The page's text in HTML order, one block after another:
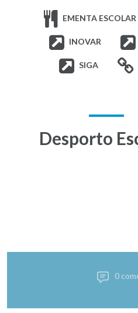
EMENTA ESCOLAR
INOVAR
SIGA
Desporto
0